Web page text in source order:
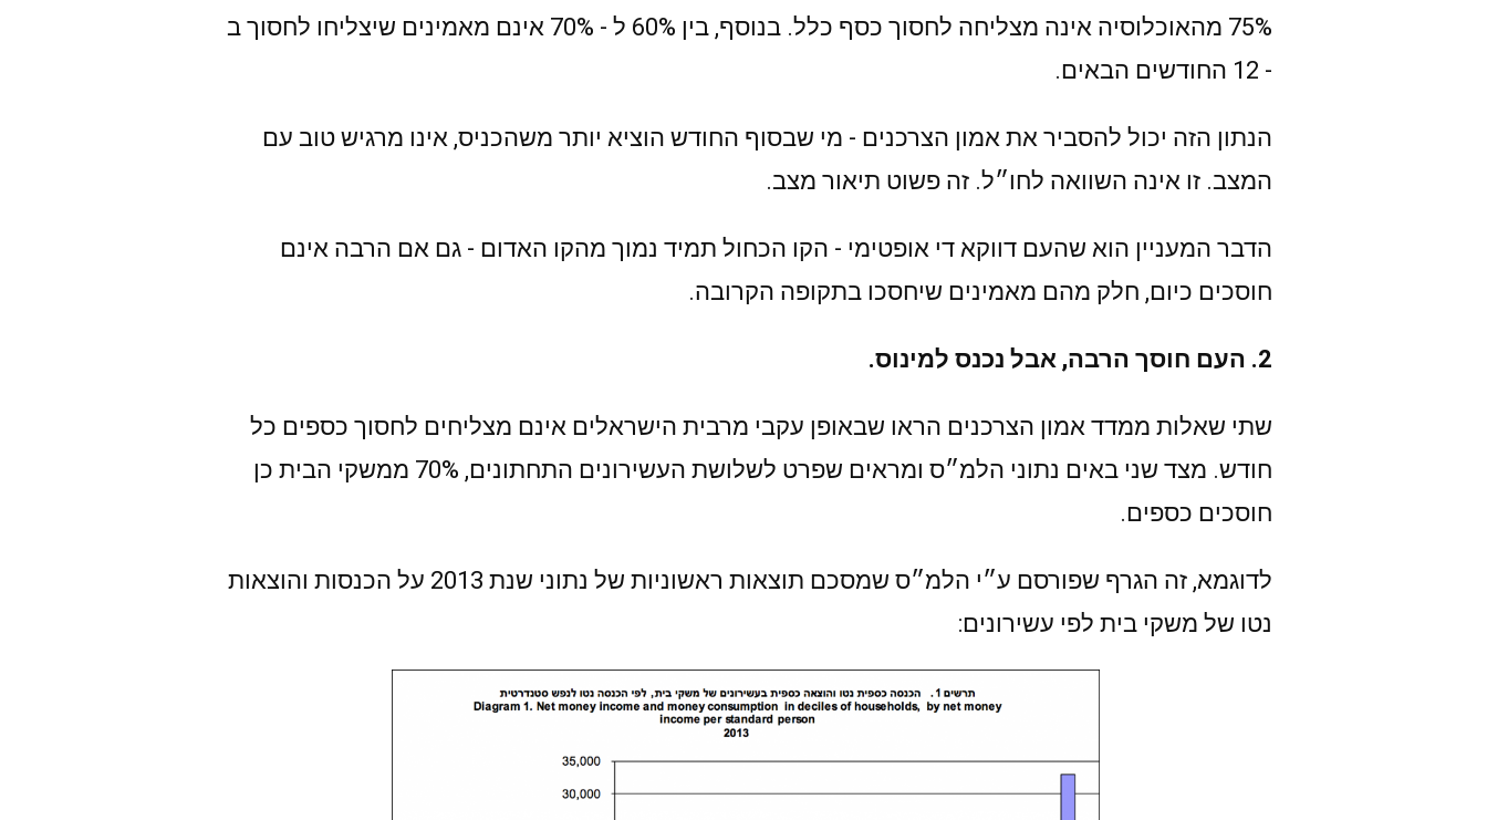
75% מהאוכלוסיה אינה מצליחה לחסוך כסף כלל. בנוסף, בין 60% ל - 70% אינם מאמינים שיצליחו לחסוך ב
- 12 החודשים הבאים.
הנתון הזה יכול להסביר את אמון הצרכנים - מי שבסוף החודש הוציא יותר משהכניס, אינו מרגיש טוב עם
המצב. זו אינה השוואה לחו״ל. זה פשוט תיאור מצב.
הדבר המעניין הוא שהעם דווקא די אופטימי - הקו הכחול תמיד נמוך מהקו האדום - גם אם הרבה אינם
חוסכים כיום, חלק מהם מאמינים שיחסכו בתקופה הקרובה.
2. העם חוסך הרבה, אבל נכנס למינוס.
שתי שאלות ממדד אמון הצרכנים הראו שבאופן עקבי מרבית הישראלים אינם מצליחים לחסוך כספים כל
חודש. מצד שני באים נתוני הלמ״ס ומראים שפרט לשלושת העשירונים התחתונים, 70% ממשקי הבית כן
חוסכים כספים.
לדוגמא, זה הגרף שפורסם ע״י הלמ״ס שמסכם תוצאות ראשוניות של נתוני שנת 2013 על הכנסות והוצאות
נטו של משקי בית לפי עשירונים: